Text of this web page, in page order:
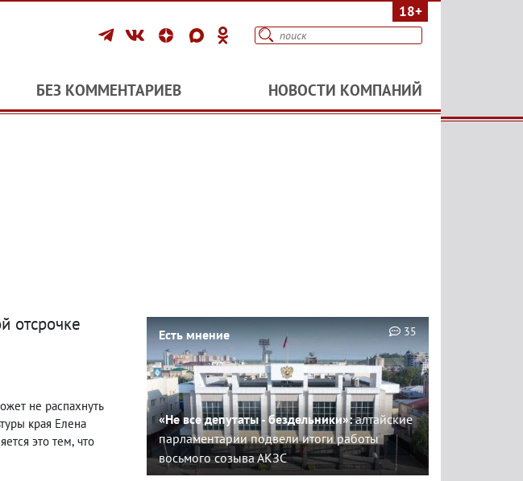
18+
БЕЗ КОММЕНТАРИЕВ НОВОСТИ КОМПАНИЙ
отсрочке
не распахнуть
края Елена
это тем, что
Есть мнение
«Не все депутаты - бездельники»:алтайские
парламентарии подвели итоги работы
восьмого созыва АКЗС
35